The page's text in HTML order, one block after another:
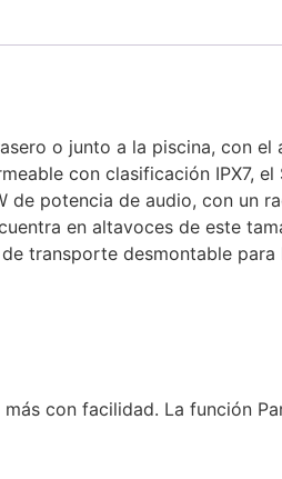
o junto a la piscina, con
con clasificación IPX7,
potencia de audio, con un
en altavoces de este
transporte desmontable
con facilidad. La función